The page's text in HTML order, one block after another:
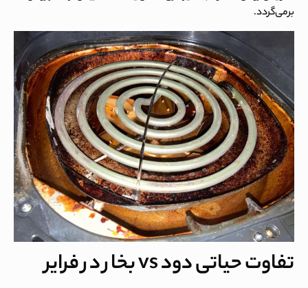
برمی‌گردد.
تفاوت حیاتی دود vs بخار در فرایر